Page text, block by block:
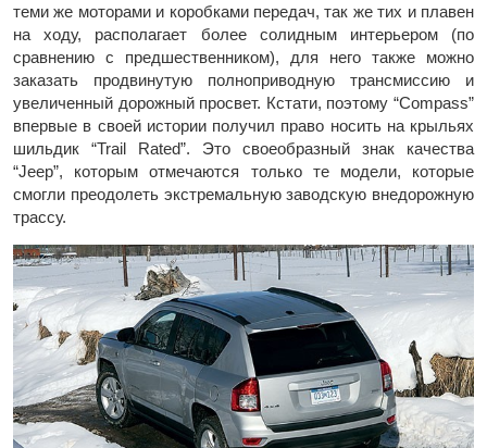
теми же моторами и коробками передач, так же тих и плавен
на ходу, располагает более солидным интерьером (по
сравнению с предшественником), для него также можно
заказать продвинутую полноприводную трансмиссию и
увеличенный дорожный просвет. Кстати, поэтому “Compass”
впервые в своей истории получил право носить на крыльях
шильдик “Trail Rated”. Это своеобразный знак качества
“Jeep”, которым отмечаются только те модели, которые
смогли преодолеть экстремальную заводскую внедорожную
трассу.